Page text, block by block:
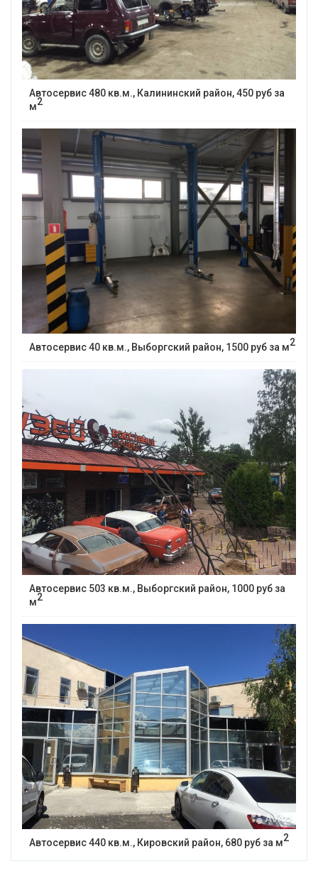
Автосервис 480 кв.м., Калининский район, 450 руб за
м2
Автосервис 40 кв.м., Выборгский район, 1500 руб за м2
Автосервис 503 кв.м., Выборгский район, 1000 руб за
м2
Автосервис 440 кв.м., Кировский район, 680 руб за м2